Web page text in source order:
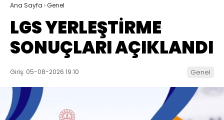
Ana Sayfa ›Genel
LGS YERLEŞTİRME
SONUÇLARI AÇIKLANDI
Giriş: 05-08-2026 19:10 Genel